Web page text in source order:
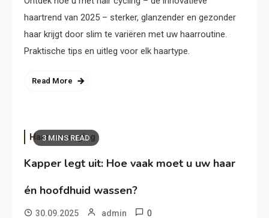
haartrend van 2025 – sterker, glanzender en gezonder
haar krijgt door slim te variëren met uw haarroutine.
Praktische tips en uitleg voor elk haartype.
Read More
3 MINS READ
Haarverzorging
Kapper legt uit: Hoe vaak moet u uw haar
én hoofdhuid wassen?
30.09.2025 admin 0